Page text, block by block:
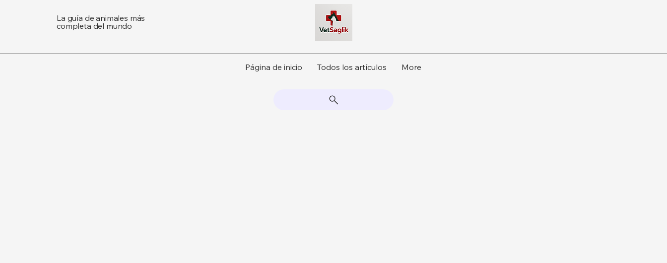
La guía de animales más
completa del mundo
Página de inicio Todos los artículos More